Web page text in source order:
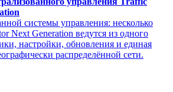
системы управления: несколько
Next Generation ведутся из одного
настройки, обновления и единая
распределённой сети.